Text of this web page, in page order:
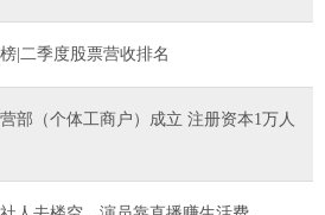
|二季度股票营收排名
部（个体工商户）成立 注册资本1万人